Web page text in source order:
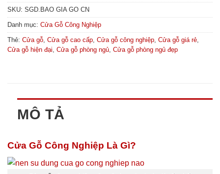
SKU: SGD.BAO GIA GO CN
Danh mục: Cửa Gỗ Công Nghiệp
Thẻ: Cửa gỗ Cửa gỗ cao cấp Cửa gỗ công nghiệp Cửa gỗ giá rẻ
Cửa gỗ hiện đại Cửa gỗ phòng ngủ Cửa gỗ phòng ngủ đẹp
MÔ TẢ
Cửa Gỗ Công Nghiệp Là Gì?